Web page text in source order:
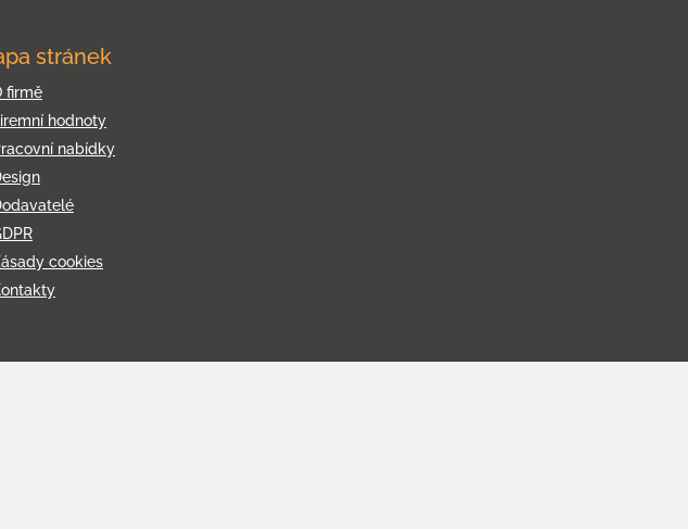
stránek
firmě
hodnoty
nabídky
cookies